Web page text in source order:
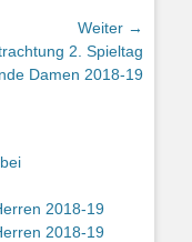
Weiter →
2. Spieltag
Damen 2018-19
2018-19
2018-19